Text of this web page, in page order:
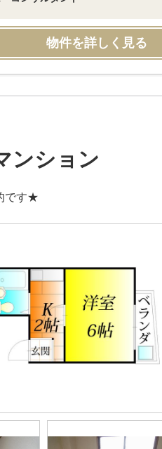
物件を詳しく見る
ンション
です★